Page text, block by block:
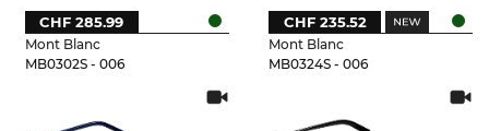
Mont Blanc
MB0302S - 006
CHF 285.99
Mont Blanc
MB0324S - 006
CHF 235.52